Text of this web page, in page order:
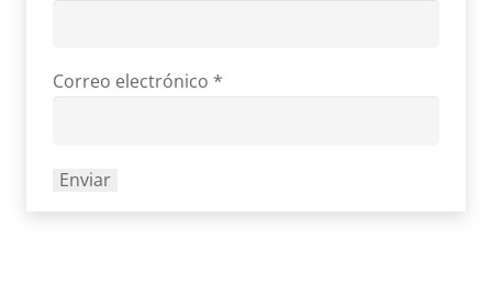
Correo electrónico *